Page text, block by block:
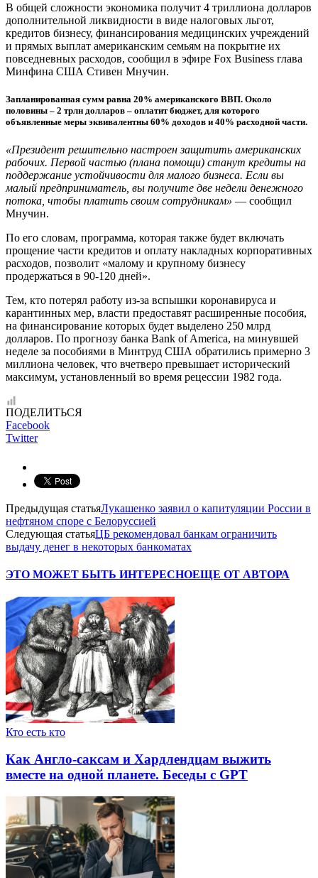
В общей сложности экономика получит 4 триллиона долларов
дополнительной ликвидности в виде налоговых льгот,
кредитов бизнесу, финансирования медицинских учреждений
и прямых выплат американским семьям на покрытие их
повседневных расходов, сообщил в эфире Fox Business глава
Минфина США Стивен Мнучин.
Запланированная сумм равна 20% американского ВВП. Около
половины – 2 трлн долларов – оплатит бюджет, для которого
объявленные меры эквивалентны 60% доходов и 40% расходной части.
«Президент решительно настроен защитить американских
рабочих. Первой частью (плана помощи) станут кредиты на
поддержание устойчивости для малого бизнеса. Если вы
малый предприниматель, вы получите две недели денежного
потока, чтобы платить своим сотрудникам» — сообщил
Мнучин.
По его словам, программа, которая также будет включать
прощение части кредитов и оплату накладных корпоративных
расходов, позволит «малому и крупному бизнесу
продержаться в 90-120 дней».
Тем, кто потерял работу из-за вспышки коронавируса и
карантинных мер, власти предоставят расширенные пособия,
на финансирование которых будет выделено 250 млрд
долларов. По прогнозу банка Bank of America, на минувшей
неделе за пособиями в Минтруд США обратились примерно 3
миллиона человек, что вчетверо превышает исторический
максимум, установленный во время рецессии 1982 года.
ПОДЕЛИТЬСЯ
Facebook
Twitter
Предыдущая статьяЛукашенко заявил о капитуляции России в
нефтяном споре с Белоруссией
Следующая статьяЦБ рекомендовал банкам ограничить
выдачу денег в некоторых банкоматах
ЭТО МОЖЕТ БЫТЬ ИНТЕРЕСНОЕЩЕ ОТ АВТОРА
Кто есть кто
Как Англо-саксам и Хардлендцам выжить
вместе на одной планете. Беседы с GPT